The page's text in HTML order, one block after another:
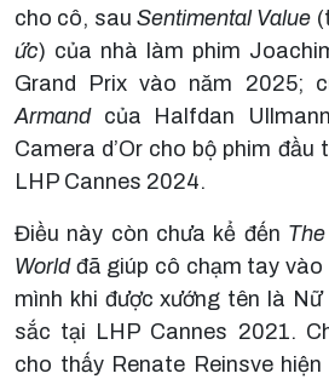
cho cô, sau Sentimental Value
ức) của nhà làm phim
Grand Prix vào năm 2025;
Armandcủa Halfdan
Camera d’Or cho bộ phim
LHP Cannes 2024.
Điều này còn chưa kể đến
Worldđã giúp cô chạm tay vào
mình khi được xướng tên là Nữ
sắc tại LHP Cannes 2021.
cho thấy Renate Reinsve